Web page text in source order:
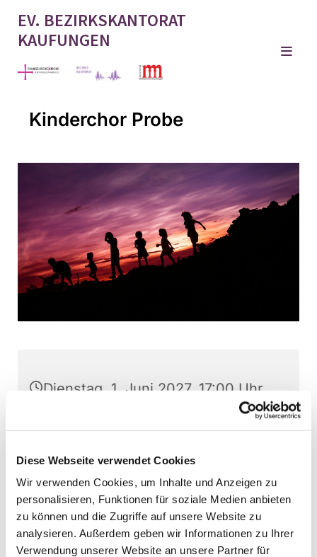
Diese Webseite verwendet Cookies
Wir verwenden Cookies, um Inhalte und Anzeigen zu
personalisieren, Funktionen für soziale Medien anbieten
zu können und die Zugriffe auf unsere Website zu
analysieren. Außerdem geben wir Informationen zu Ihrer
Verwendung unserer Website an unsere Partner für
EV. BEZIRKSKANTORAT
KAUFUNGEN
Kinderchor Probe
Dienstag, 1. Juni 2027, 17:00 Uhr
Stephanushaus Oberkaufungen,
Kinderchor Kaufungen, Martin
Baumann (Leitung)